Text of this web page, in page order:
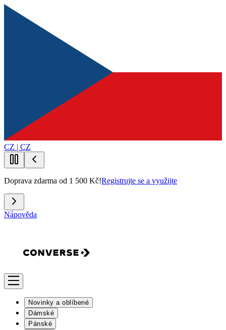
CZ | CZ
Doprava zdarma od 1 500 Kč!Registrujte se a využijte
Nápověda
Novinky a oblíbené
Dámské
Pánské